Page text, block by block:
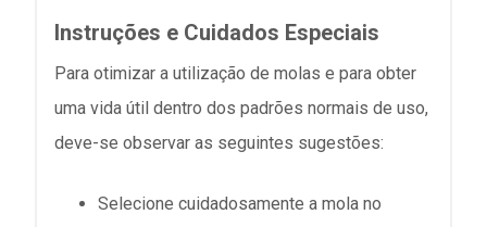
Instruções e Cuidados Especiais
Para otimizar a utilização de molas e para obter
uma vida útil dentro dos padrões normais de uso,
deve-se observar as seguintes sugestões:
Selecione cuidadosamente a mola no